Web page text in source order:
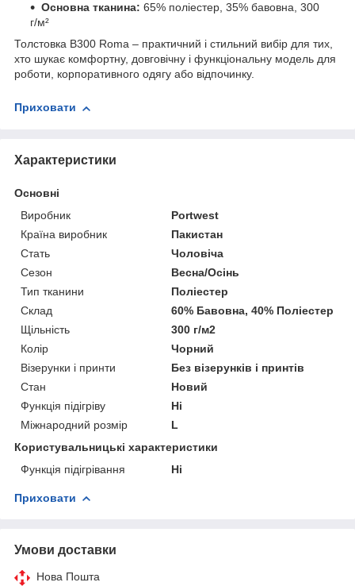
Основна тканина: 65% поліестер, 35% бавовна, 300
г/м²
Толстовка B300 Roma – практичний і стильний вибір для тих,
хто шукає комфортну, довговічну і функціональну модель для
роботи, корпоративного одягу або відпочинку.
Приховати
Характеристики
Основні
Виробник
Portwest
Країна виробник
Пакистан
Стать
Чоловіча
Сезон
Весна/Осінь
Тип тканини
Поліестер
Склад
60% Бавовна, 40% Поліестер
Щільність
300 г/м2
Колір
Чорний
Візерунки і принти
Без візерунків і принтів
Стан
Новий
Функція підігріву
Ні
Міжнародний розмір
L
Користувальницькі характеристики
Функція підігрівання
Ні
Приховати
Умови доставки
Нова Пошта